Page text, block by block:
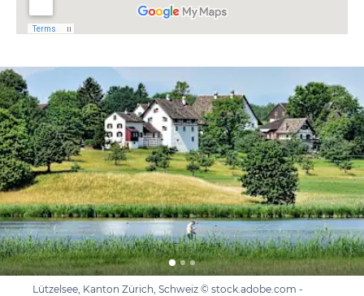
Lützelsee, Kanton Zürich, Schweiz © stock.adobe.com -